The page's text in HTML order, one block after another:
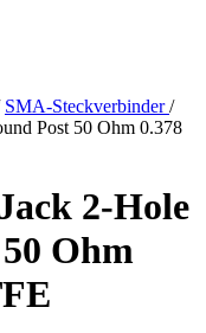
SMA-Steckverbinder/
Post 50 Ohm 0.378
2-Hole
Ohm